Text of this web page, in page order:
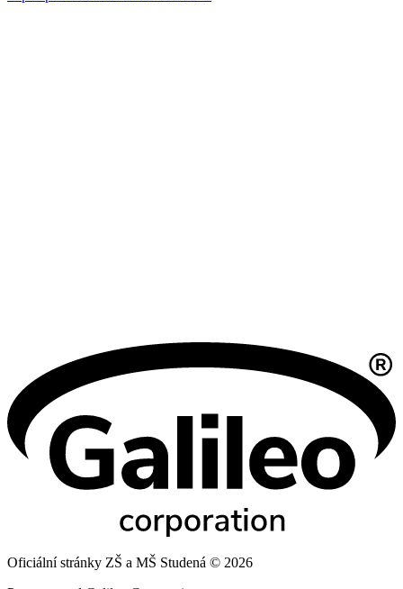
Oficiální stránky ZŠ a MŠ Studená © 2026